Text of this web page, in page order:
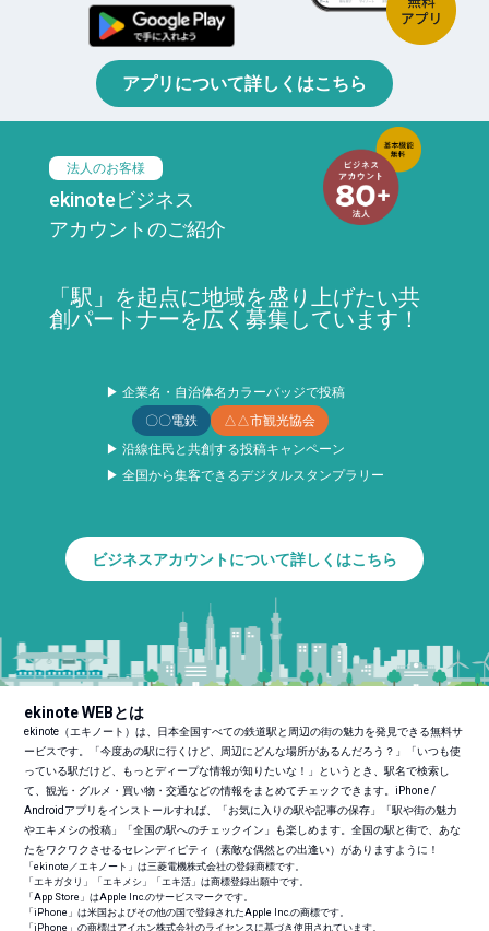
アプリについて詳しくはこちら
法人のお客様
ekinoteビジネス
アカウントのご紹介
「駅」を起点に地域を盛り上げたい共
創パートナーを広く募集しています！
▶ 企業名・自治体名カラーバッジで投稿
〇〇電鉄
△△市観光協会
▶ 沿線住民と共創する投稿キャンペーン
▶ 全国から集客できるデジタルスタンプラリー
ビジネスアカウントについて詳しくはこちら
ekinote WEBとは
ekinote（エキノート）は、日本全国すべての鉄道駅と周辺の街の魅力を発見できる無料サ
ービスです。「今度あの駅に行くけど、周辺にどんな場所があるんだろう？」「いつも使
っている駅だけど、もっとディープな情報が知りたいな！」というとき、駅名で検索し
て、観光・グルメ・買い物・交通などの情報をまとめてチェックできます。iPhone /
Androidアプリをインストールすれば、「お気に入りの駅や記事の保存」「駅や街の魅力
やエキメシの投稿」「全国の駅へのチェックイン」も楽しめます。全国の駅と街で、あな
たをワクワクさせるセレンディピティ（素敵な偶然との出逢い）がありますように！
「ekinote／エキノート」は三菱電機株式会社の登録商標です。
「エキガタリ」「エキメシ」「エキ活」は商標登録出願中です。
「App Store」はApple Inc.のサービスマークです。
「iPhone」は米国およびその他の国で登録されたApple Inc.の商標です。
「iPhone」の商標はアイホン株式会社のライセンスに基づき使用されています。